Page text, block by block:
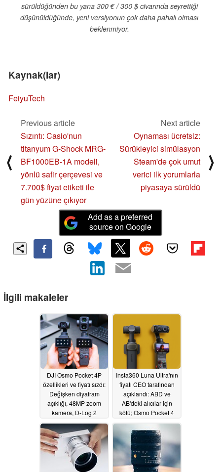
sürüldüğünden bu yana 300 € / 300 $ civarında seyrettiği
düşünüldüğünde, yeni versiyonun çok daha pahalı olması
beklenmiyor.
Kaynak(lar)
FeiyuTech
⟨
Previous article
Sızıntı: Casio'nun
titanyum G-Shock MRG-
BF1000EB-1A modeli,
yönlü safir çerçevesi ve
7.700$ fiyat etiketi ile
gün yüzüne çıkıyor
Next article
Oynaması ücretsiz:
Sürükleyici simülasyon
Steam'de çok umut
verici ilk yorumlarla
piyasaya sürüldü
⟩
Add as a preferred
source on Google
İlgili makaleler
DJI Osmo Pocket 4P
özellikleri ve fiyatı sızdı:
Değişken diyafram
açıklığı, 48MP zoom
kamera, D-Log 2
05/17/2026
Insta360 Luna Ultra'nın
fiyatı CEO tarafından
açıklandı: ABD ve
AB'deki alıcılar için
kötü; Osmo Pocket 4
için iyi haber
05/16/2026